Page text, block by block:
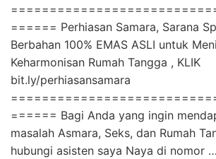
====== Perhiasan Samara, Sarana
Berbahan 100% EMAS ASLI untuk
Keharmonisan Rumah Tangga , KLIK
bit.ly/perhiasansamara
====== Bagi Anda yang ingin
masalah Asmara, Seks, dan Rumah
hubungi asisten saya Naya di nomor …